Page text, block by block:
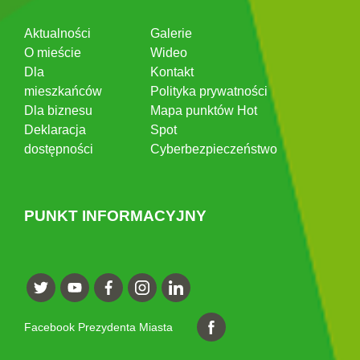
Aktualności
O mieście
Dla
mieszkańców
Dla biznesu
Deklaracja
dostępności
Galerie
Wideo
Kontakt
Polityka prywatności
Mapa punktów Hot
Spot
Cyberbezpieczeństwo
PUNKT INFORMACYJNY
Facebook Prezydenta Miasta